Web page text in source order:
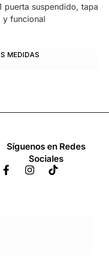
puerta suspendido, tapa
y funcional
MEDIDAS
Síguenos en Redes
Sociales